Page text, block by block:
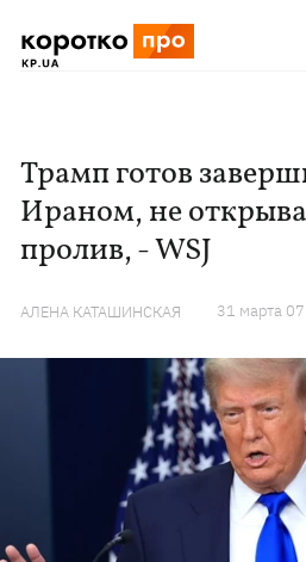
Трамп готов
Ираном, не
пролив, - WSJ
АЛЕНА КАТАШИНСКАЯ 31 марта